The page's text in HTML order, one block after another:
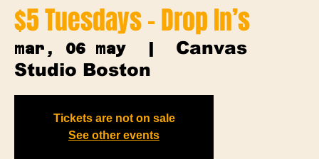
$5 Tuesdays - Drop In’s
mar, 06 may
  |
Canvas
Studio Boston
Tickets are not on sale
See other events